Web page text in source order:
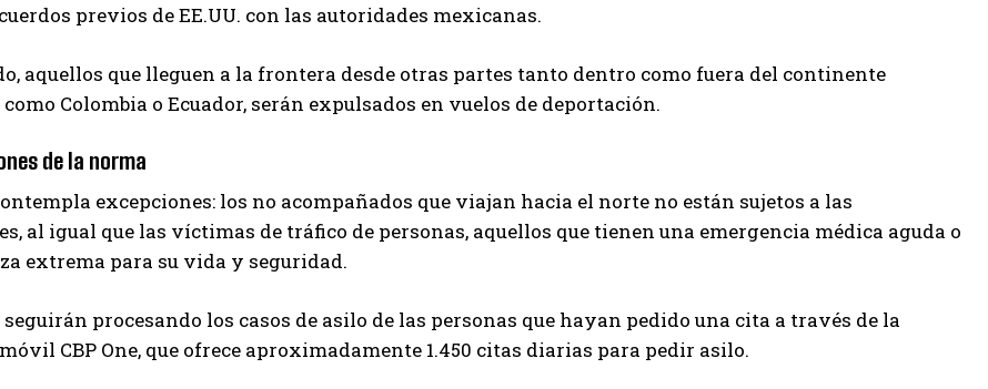
previos de EE.UU. con las autoridades mexicanas.
aquellos que lleguen a la frontera desde otras partes tanto dentro como fuera del continente
Colombia o Ecuador, serán expulsados en vuelos de deportación.
de la norma
excepciones: los no acompañados que viajan hacia el norte no están sujetos a las
al igual que las víctimas de tráfico de personas, aquellos que tienen una emergencia médica aguda o
extrema para su vida y seguridad.
seguirán procesando los casos de asilo de las personas que hayan pedido una cita a través de la
CBP One, que ofrece aproximadamente 1.450 citas diarias para pedir asilo.